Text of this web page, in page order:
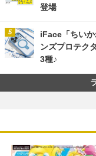
登場
iFace「ちい
ンズプロテク
3種♪